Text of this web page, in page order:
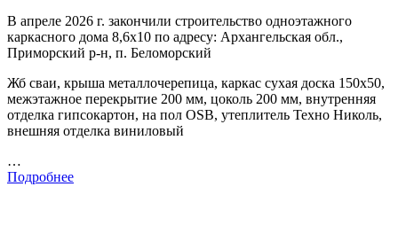
В апреле 2026 г. закончили строительство одноэтажного
каркасного дома 8,6х10 по адресу: Архангельская обл.,
Приморский р-н, п. Беломорский
Жб сваи, крыша металлочерепица, каркас сухая доска 150х50,
межэтажное перекрытие 200 мм, цоколь 200 мм, внутренняя
отделка гипсокартон, на пол OSB, утеплитель Техно Николь,
внешняя отделка виниловый
…
Подробнее